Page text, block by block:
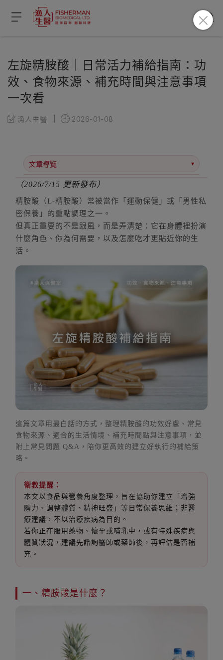
左旋精胺酸｜日常活力補給指南：功
效、食物來源、補充時間與注意事項
一次看
漁人生醫 2026-01-08
文章導覽 ▾
前言：精胺酸的關注重點
一、精胺酸是什麼？
二、哪些族群和生活情境需要補充精胺酸？
三、精胺酸食物來源
四、怎麼吃更合適？時間點、搭配與週期
六、使用注意事項：哪些人要先問專業？
七、常見問題 Q&A
八、把精胺酸放進你的生活計畫
延伸閱讀
（2026/7/15 更新發布）
精胺酸（L-精胺酸）常被當作「運動保健」或「男性私
密保養」的重點調理之一。
但真正重要的不是跟風，而是弄清楚：它在身體裡扮演
什麼角色、你為何需要，以及怎麼吃才更貼近你的生
活。
這篇文章用最白話的方式，整理精胺酸的功效好處、常見
食物來源、適合的生活情境、補充時間點與注意事項，並
附上常見問題 Q&A，陪你更高效的建立好執行的補給策
略。
衛教提醒：
本文以食品與營養角度整理，旨在協助你建立「增強
體力、調整體質、精神旺盛」等日常保養思維；非醫
療建議，不以治療疾病為目的。
若你正在服用藥物、懷孕或哺乳中，或有特殊疾病與
體質狀況，建議先諮詢醫師或藥師後，再評估是否補
充。
一、精胺酸是什麼？